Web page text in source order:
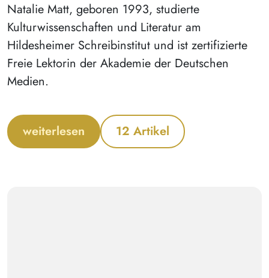
Natalie Matt, geboren 1993, studierte
Kulturwissenschaften und Literatur am
Hildesheimer Schreibinstitut und ist zertifizierte
Freie Lektorin der Akademie der Deutschen
Medien.
weiterlesen 12 Artikel